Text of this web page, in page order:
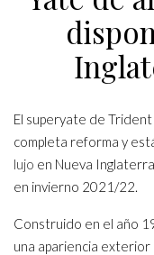
El superyate de Trident
completa reforma y
lujo en Nueva
en invierno 2021/22.
Construido en el año
una apariencia exterior